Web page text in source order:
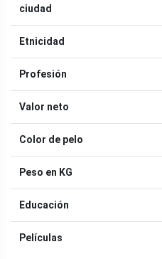
ciudad
Etnicidad
Profesión
Valor neto
Color de pelo
Peso en KG
Educación
Películas